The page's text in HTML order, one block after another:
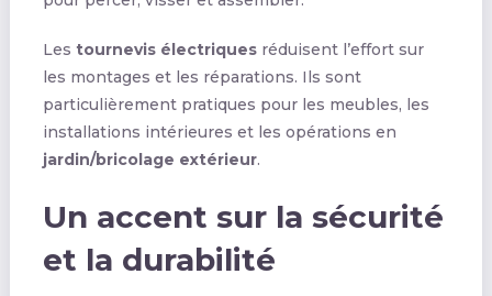
Les tournevis électriquesréduisent l’effort sur
les montages et les réparations. Ils sont
particulièrement pratiques pour les meubles, les
installations intérieures et les opérations en
jardin/bricolage extérieur.
Un accent sur la sécurité
et la durabilité